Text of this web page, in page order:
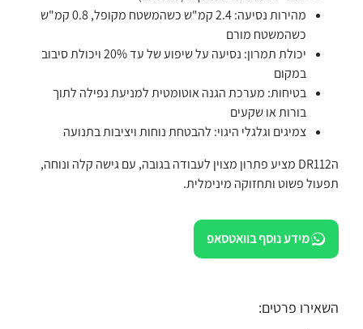
מהירות נסיעה: 2.4 קמ"ש כשהמשטח מקופל, 0.8 קמ"ש
כשהמשטח מורם
יכולת תמרון: נסיעה על שיפוע של עד 20% ויכולת סיבוב
במקום
בטיחות: מערכת הגנה אוטומטית למניעת נפילה לתוך
בורות או שקעים
צמיגים וגלגלי היגוי: להבטחת נוחות ויציבות בתנועה
הDR112 מציע פתרון מצוין לעבודה בגובה, עם גישה קלה ונוחה,
תפעול פשוט ותחזוקה מינימלית.
מידע נוסף בוואטסאפ
השאירו פרטים: